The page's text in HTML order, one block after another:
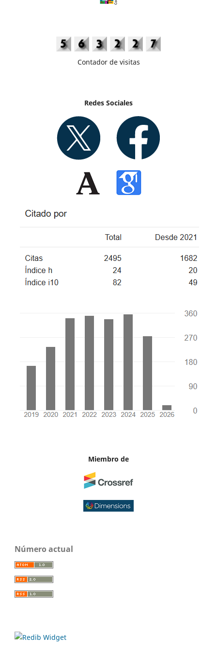
Contador de visitas
Redes Sociales
Miembro de
Número actual